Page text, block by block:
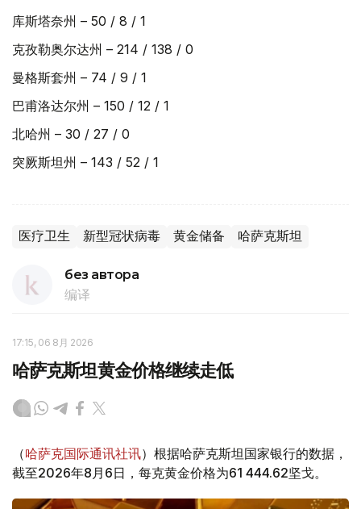
库斯塔奈州 – 50 / 8 / 1
克孜勒奥尔达州 – 214 / 138 / 0
曼格斯套州 – 74 / 9 / 1
巴甫洛达尔州 – 150 / 12 / 1
北哈州 – 30 / 27 / 0
突厥斯坦州 – 143 / 52 / 1
医疗卫生 新型冠状病毒 黄金储备 哈萨克斯坦
без автора
编译
17:15, 06 8月 2026
哈萨克斯坦黄金价格继续走低
（哈萨克国际通讯社讯）根据哈萨克斯坦国家银行的数据，
截至2026年8月6日，每克黄金价格为61 444.62坚戈。